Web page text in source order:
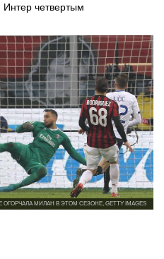
Интер четвертым
ОГОРЧАЛА МИЛАН В ЭТОМ СЕЗОНЕ, GETTY IMAGES